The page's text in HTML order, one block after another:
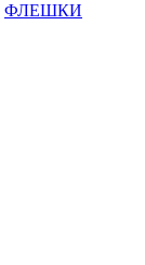
ФЛЕШКИ